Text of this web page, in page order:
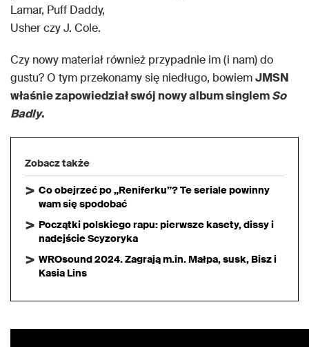
Lamar, Puff Daddy,
Usher czy J. Cole.
Czy nowy materiał również przypadnie im (i nam) do
gustu? O tym przekonamy się niedługo, bowiemJMSN
właśnie zapowiedział swój nowy album singlemSo
Badly.
Zobacz także
Co obejrzeć po „Reniferku”? Te seriale powinny
wam się spodobać
Początki polskiego rapu: pierwsze kasety, dissy i
nadejście Scyzoryka
WROsound 2024. Zagrają m.in. Małpa, susk, Bisz i
Kasia Lins